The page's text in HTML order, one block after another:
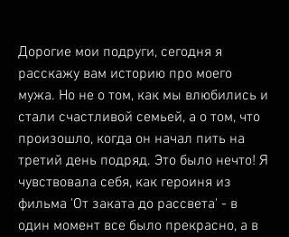
Дорогие мои подруги, сегодня я
расскажу вам историю про моего
мужа. Но не о том, как мы влюбились и
стали счастливой семьей, а о том, что
произошло, когда он начал пить на
третий день подряд. Это было нечто! Я
чувствовала себя, как героиня из
фильма 'От заката до рассвета' - в
один момент все было прекрасно, а в